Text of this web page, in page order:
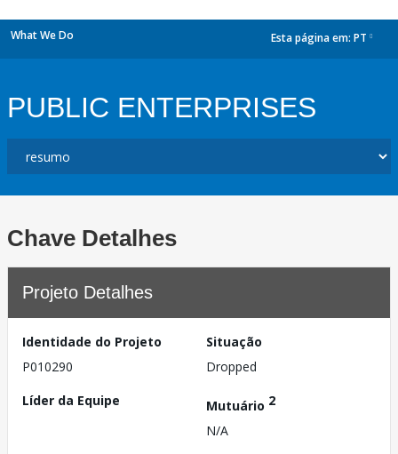
What We Do Esta página em: PT
PUBLIC ENTERPRISES
Chave Detalhes
Projeto Detalhes
Identidade do Projeto
P010290
Situação
Dropped
Líder da Equipe
Mutuário 2
N/A